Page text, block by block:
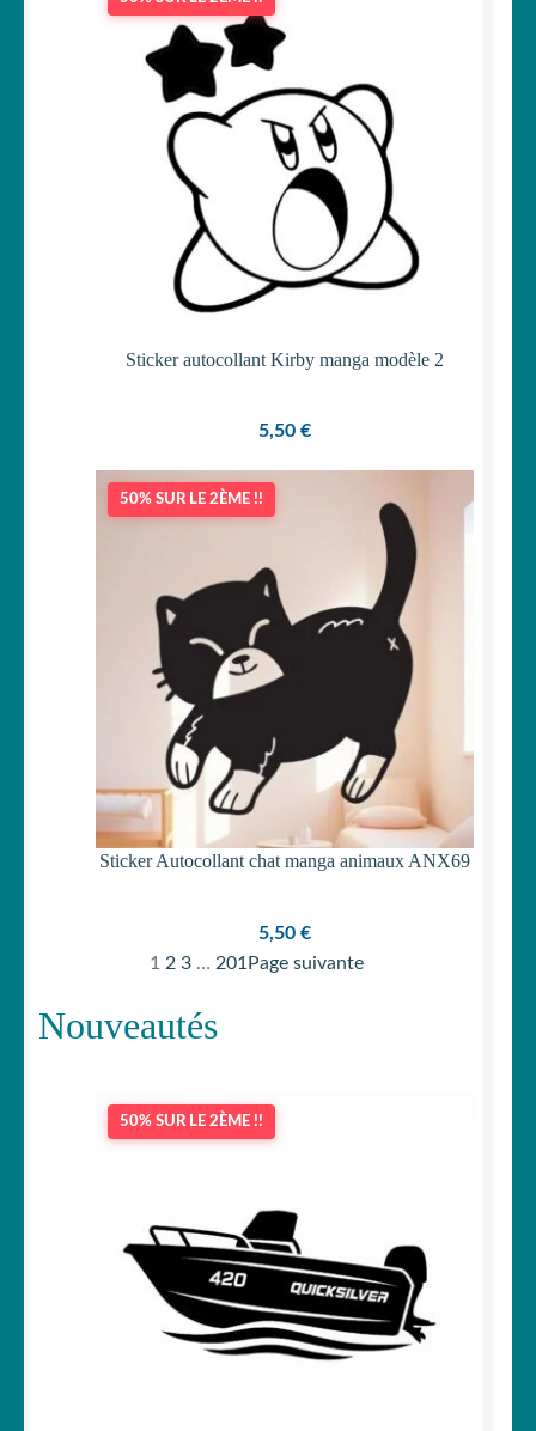
Sticker autocollant Kirby manga modèle 2
5,50 €
50% SUR LE 2ÈME !!
Sticker Autocollant chat manga animaux ANX69
5,50 €
1 2 3 … 201 Page suivante
Nouveautés
50% SUR LE 2ÈME !!